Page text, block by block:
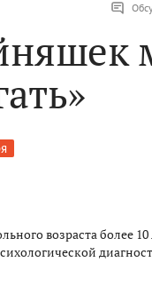
возраста более 10